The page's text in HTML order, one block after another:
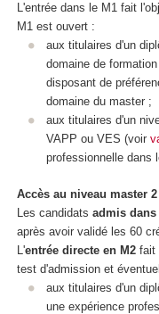
L'entrée dans le M1 fait
M1 est ouvert :
aux titulaires d'un
domaine de
disposant de
domaine du master ;
aux titulaires d'un
VAPP ou VES (voir
professionnelle dans
Accès au niveau master 2
Les candidats admis dans
après avoir validé les 60
L'entrée directe en M2 fait
test d'admission et
aux titulaires d'un
une expérience